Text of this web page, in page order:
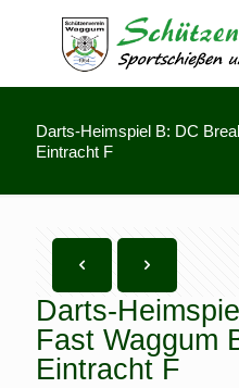
Darts-Heimspiel B: DC
Eintracht F
Darts-
Fast Waggum
Eintracht F